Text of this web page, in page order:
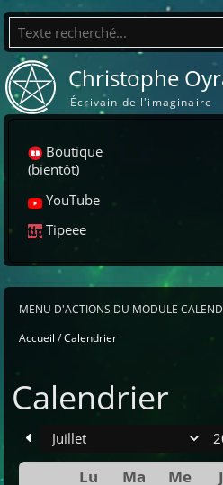
Recherche
Christophe
Écrivain de l'imaginaire
Boutique
(bientôt)
YouTube
Tipeee
MENU D'ACTIONS DU MODULE
Accueil Calendrier
Calendrier
Lu Ma Me